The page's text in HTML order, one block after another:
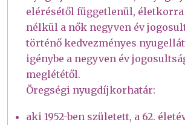
elérésétől függetlenül,
nélkül a nők negyven év
történő kedvezményes
igénybe a negyven év
meglététől.
Öregségi nyugdíjkorhatár:
aki 1952-ben született, a 62.